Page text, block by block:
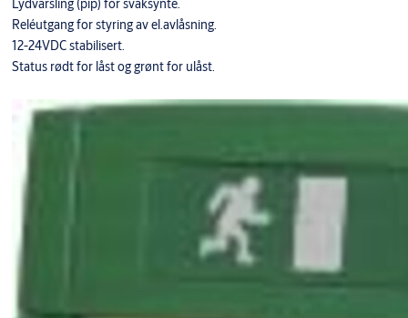
Reléutgang for styring av el.avlåsning.
12-24VDC stabilisert.
Status rødt for låst og grønt for ulåst.